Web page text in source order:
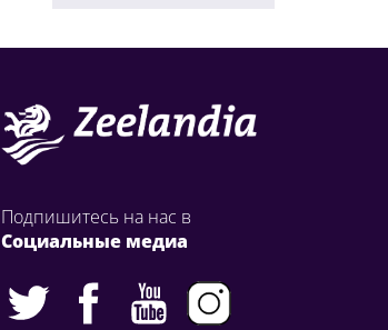
Подпишитесь на нас в
Социальные медиа